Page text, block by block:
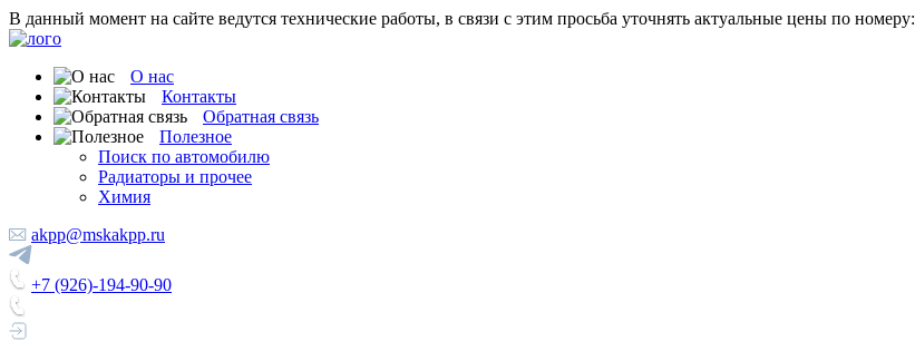
В данный момент на сайте ведутся технические работы, в связи с этим просьба уточнять актуальные цены по номеру:
О нас
Контакты
Обратная связь
Полезное
Поиск по автомобилю
Радиаторы и прочее
Химия
akpp@mskakpp.ru
+7 (926)-194-90-90